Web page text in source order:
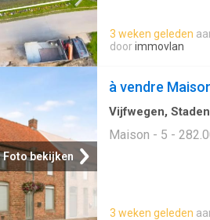
3 weken geleden
doorimmovlan
Foto bekijken
à vendre
Vijfwegen, Staden
Maison - 5 -
3 weken geleden